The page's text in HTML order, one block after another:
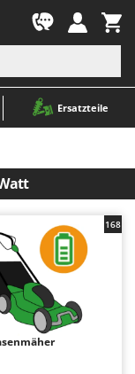
Ersatzteile
168